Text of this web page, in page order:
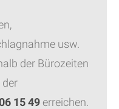
usw.
der Bürozeiten
15 49 erreichen.